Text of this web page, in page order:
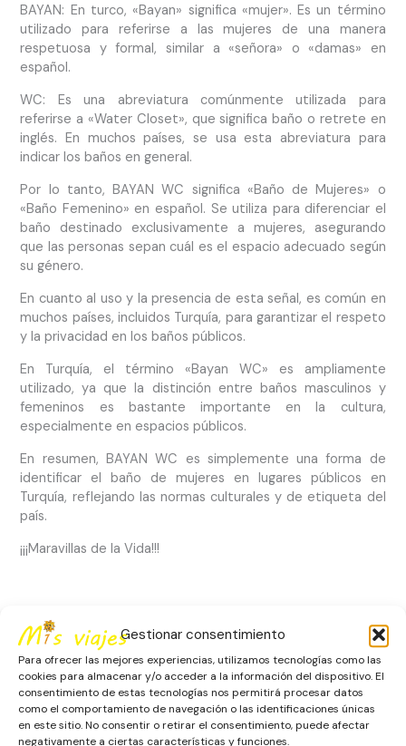
Gestionar consentimiento
Para ofrecer las mejores experiencias, utilizamos tecnologías como las
cookies para almacenar y/o acceder a la información del dispositivo. El
consentimiento de estas tecnologías nos permitirá procesar datos
como el comportamiento de navegación o las identificaciones únicas
en este sitio. No consentir o retirar el consentimiento, puede afectar
negativamente a ciertas características y funciones.
BAYAN: En turco, «Bayan» significa «mujer». Es un término
utilizado para referirse a las mujeres de una manera
respetuosa y formal, similar a «señora» o «damas» en
español.
WC: Es una abreviatura comúnmente utilizada para
referirse a «Water Closet», que significa baño o retrete en
inglés. En muchos países, se usa esta abreviatura para
indicar los baños en general.
Por lo tanto, BAYAN WC significa «Baño de Mujeres» o
«Baño Femenino» en español. Se utiliza para diferenciar el
baño destinado exclusivamente a mujeres, asegurando
que las personas sepan cuál es el espacio adecuado según
su género.
En cuanto al uso y la presencia de esta señal, es común en
muchos países, incluidos Turquía, para garantizar el respeto
y la privacidad en los baños públicos.
En Turquía, el término «Bayan WC» es ampliamente
utilizado, ya que la distinción entre baños masculinos y
femeninos es bastante importante en la cultura,
especialmente en espacios públicos.
En resumen, BAYAN WC es simplemente una forma de
identificar el baño de mujeres en lugares públicos en
Turquía, reflejando las normas culturales y de etiqueta del
país.
¡¡¡Maravillas de la Vida!!!
Entrada anterior Entrada siguiente→
Viajes Relacionados